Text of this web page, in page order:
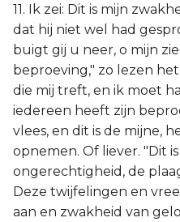
11. Ik zei: Dit is mijn
dat hij niet wel had
buigt gij u neer, o mijn
beproeving," zo lezen
die mij treft, en ik moet
iedereen heeft zijn
vlees, en dit is de mijne,
opnemen. Of liever. "Dit
ongerechtigheid, de
Deze twijfelingen en
aan en zwakheid van